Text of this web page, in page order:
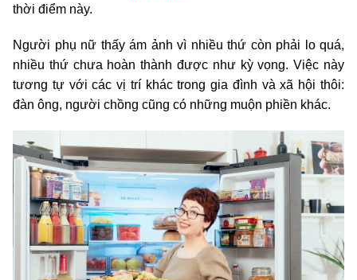
thời điểm này.
Người phụ nữ thấy ám ảnh vì nhiều thứ còn phải lo quá,
nhiều thứ chưa hoàn thành được như kỳ vọng. Việc này
tương tự với các vị trí khác trong gia đình và xã hội thôi:
đàn ông, người chồng cũng có những muộn phiền khác.